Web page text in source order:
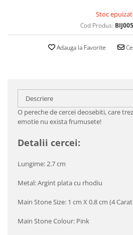
Stoc epuizat
Cod Produs:
Adauga la Favorite
Descriere
O pereche de cercei deosebiti, care
emotie nu exista frumusete!
Detalii cercei:
Lungime: 2.7 cm
Metal: Argint plata cu rhodiu
Main Stone Size: 1 cm X 0.8 cm (4
Main Stone Colour: Pink